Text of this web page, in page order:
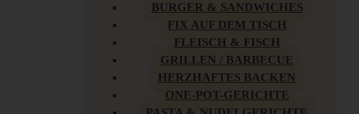
BURGER & SANDWICHES
FIX AUF DEM TISCH
FLEISCH & FISCH
GRILLEN / BARBECUE
HERZHAFTES BACKEN
ONE-POT-GERICHTE